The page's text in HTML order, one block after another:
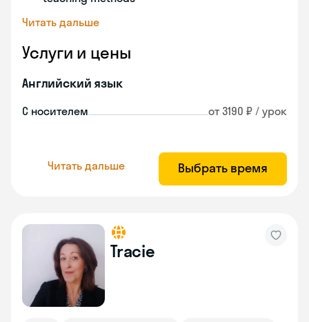
Читать дальше
Услуги и цены
Английский язык
С носителем от 3190 ₽ / урок
Читать дальше Выбрать время
Tracie